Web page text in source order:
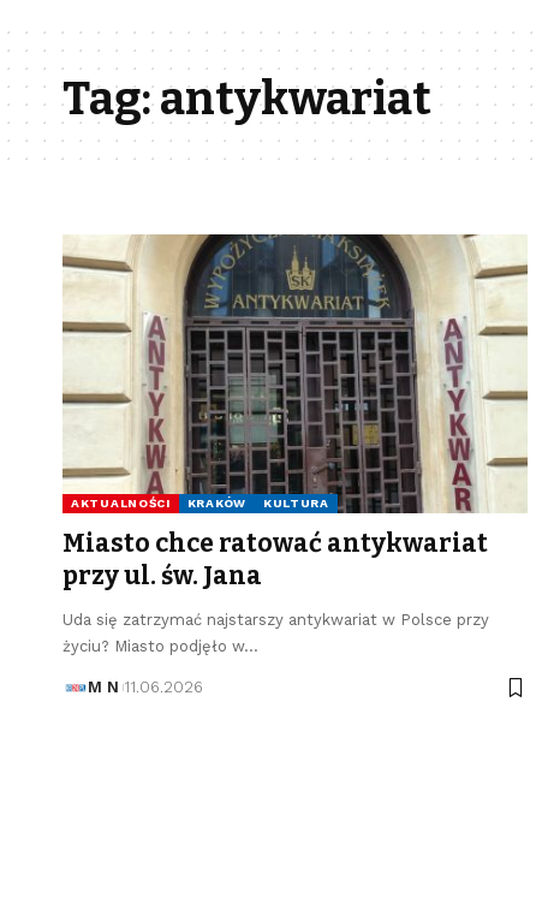
Tag:antykwariat
AKTUALNOŚCI KRAKÓW KULTURA
Miasto chce ratować antykwariat
przy ul. św. Jana
Uda się zatrzymać najstarszy antykwariat w Polsce przy
życiu? Miasto podjęło w…
M N 11.06.2026